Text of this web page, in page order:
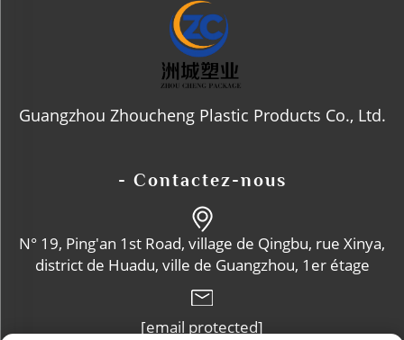
Guangzhou Zhoucheng Plastic Products Co., Ltd.
- Contactez-nous
N° 19, Ping'an 1st Road, village de Qingbu, rue Xinya,
district de Huadu, ville de Guangzhou, 1er étage
[email protected]